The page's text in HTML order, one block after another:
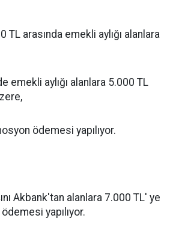
TL arasında emekli aylığı alanlara
emekli aylığı alanlara 5.000 TL
ödemesi yapılıyor.
Akbank'tan alanlara 7.000 TL' ye
yapılıyor.